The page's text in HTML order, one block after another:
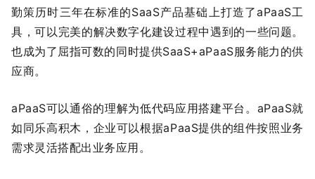
勤策历时三年在标准的SaaS产品基础上打造了aPaaS工
具，可以完美的解决数字化建设过程中遇到的一些问题。
也成为了屈指可数的同时提供SaaS+aPaaS服务能力的供
应商。
aPaaS可以通俗的理解为低代码应用搭建平台。aPaaS就
如同乐高积木，企业可以根据aPaaS提供的组件按照业务
需求灵活搭配出业务应用。